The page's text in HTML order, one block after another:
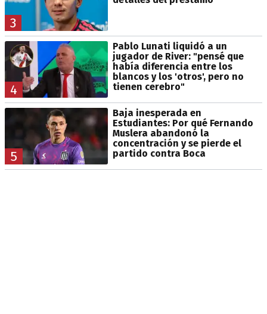
3
4
Pablo Lunati liquidó a un
jugador de River: "pensé que
había diferencia entre los
blancos y los 'otros', pero no
tienen cerebro"
5
Baja inesperada en
Estudiantes: Por qué Fernando
Muslera abandonó la
concentración y se pierde el
partido contra Boca